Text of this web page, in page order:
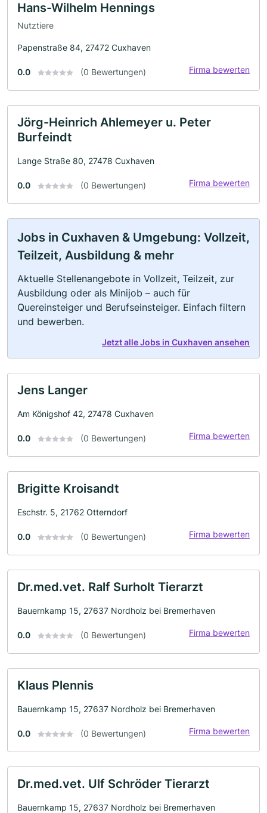
Hans-Wilhelm Hennings
Nutztiere
Papenstraße 84, 27472 Cuxhaven
0.0 (0 Bewertungen) Firma bewerten
Jörg-Heinrich Ahlemeyer u. Peter
Burfeindt
Lange Straße 80, 27478 Cuxhaven
0.0 (0 Bewertungen) Firma bewerten
Jobs in Cuxhaven & Umgebung: Vollzeit,
Teilzeit, Ausbildung & mehr
Aktuelle Stellenangebote in Vollzeit, Teilzeit, zur
Ausbildung oder als Minijob – auch für
Quereinsteiger und Berufseinsteiger. Einfach filtern
und bewerben.
Jetzt alle Jobs in Cuxhaven ansehen
Jens Langer
Am Königshof 42, 27478 Cuxhaven
0.0 (0 Bewertungen) Firma bewerten
Brigitte Kroisandt
Eschstr. 5, 21762 Otterndorf
0.0 (0 Bewertungen) Firma bewerten
Dr.med.vet. Ralf Surholt Tierarzt
Bauernkamp 15, 27637 Nordholz bei Bremerhaven
0.0 (0 Bewertungen) Firma bewerten
Klaus Plennis
Bauernkamp 15, 27637 Nordholz bei Bremerhaven
0.0 (0 Bewertungen) Firma bewerten
Dr.med.vet. Ulf Schröder Tierarzt
Bauernkamp 15, 27637 Nordholz bei Bremerhaven